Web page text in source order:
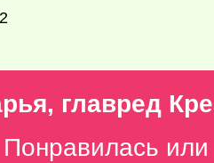
главред
Понравилась